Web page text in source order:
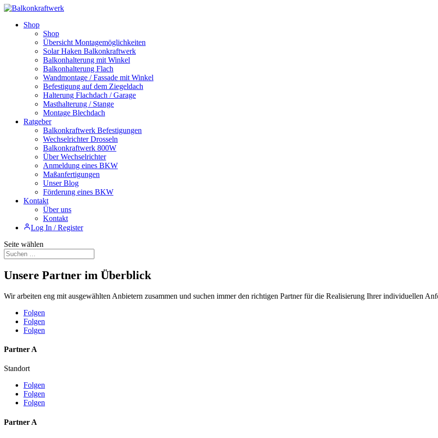
Shop
Shop
Übersicht Montagemöglichkeiten
Solar Haken Balkonkraftwerk
Balkonhalterung mit Winkel
Balkonhalterung Flach
Wandmontage / Fassade mit Winkel
Befestigung auf dem Ziegeldach
Halterung Flachdach / Garage
Masthalterung / Stange
Montage Blechdach
Ratgeber
Balkonkraftwerk Befestigungen
Wechselrichter Drosseln
Balkonkraftwerk 800W
Über Wechselrichter
Anmeldung eines BKW
Maßanfertigungen
Unser Blog
Förderung eines BKW
Kontakt
Über uns
Kontakt
Log In / Register
Seite wählen
Unsere Partner im Überblick
Wir arbeiten eng mit ausgewählten Anbietern zusammen und suchen immer den richtigen Partner für die Realisierung Ihrer individuellen
Folgen
Folgen
Folgen
Partner A
Standort
Folgen
Folgen
Folgen
Partner A